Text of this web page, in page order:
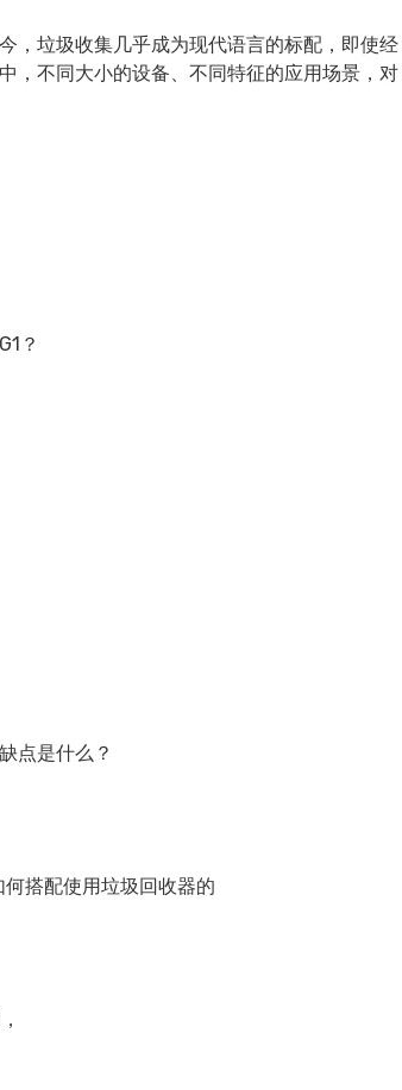
，垃圾收集几乎成为现代语言的标配，即使经
，不同大小的设备、不同特征的应用场景，对
？
点是什么？
搭配使用垃圾回收器的